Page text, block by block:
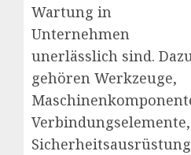
Wartung in
Unternehmen
unerlässlich sind.
gehören Werkzeuge,
Verbindungselemente,